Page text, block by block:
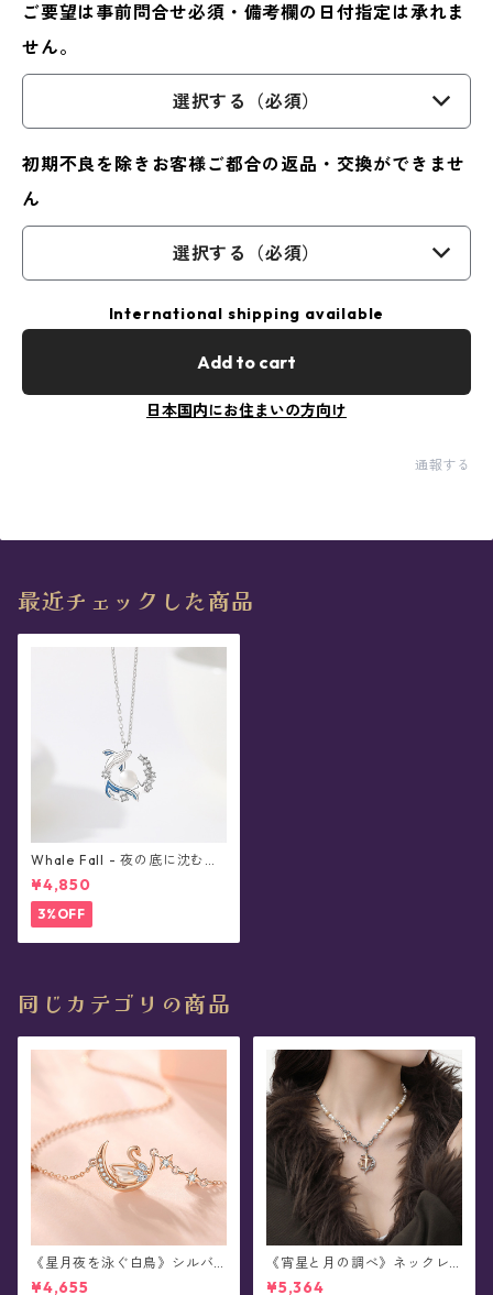
ご要望は事前問合せ必須・備考欄の日付指定は承れま
せん。
選択する（必須）
初期不良を除きお客様ご都合の返品・交換ができませ
ん
選択する（必須）
International shipping available
Add to cart
日本国内にお住まいの方向け
通報する
最近チェックした商品
Whale Fall - 夜の底に沈む鯨
落 シルバーネックレス
¥4,850
3%OFF
同じカテゴリの商品
《星月夜を泳ぐ白鳥》シルバ
ーネックレス
¥4,655
《宵星と月の調べ》ネックレ
ス
¥5,364